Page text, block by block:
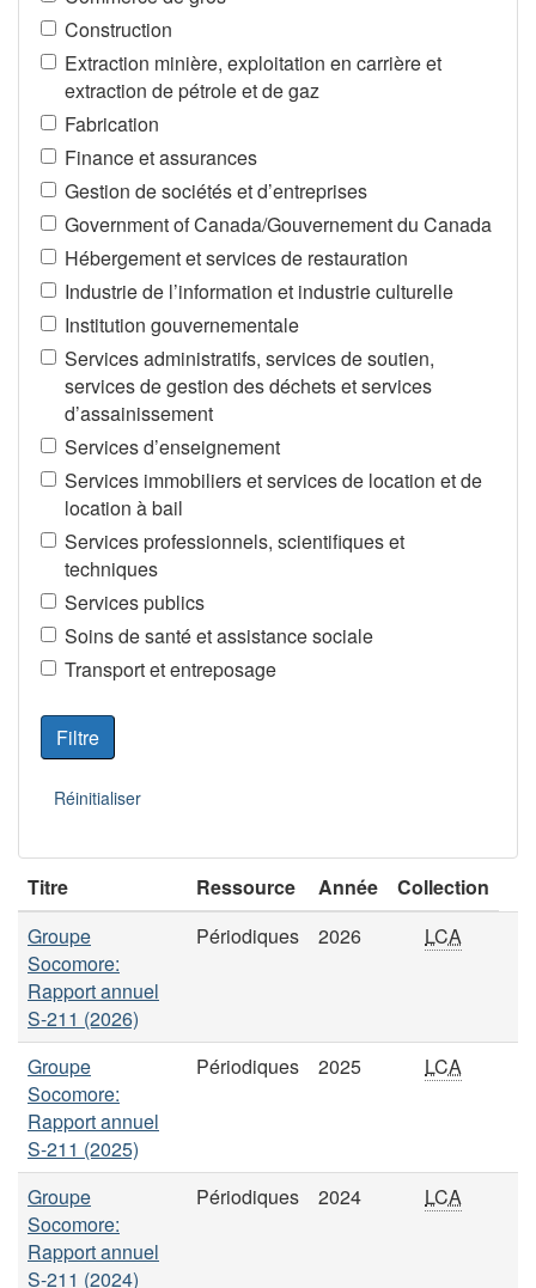
Construction
Extraction minière, exploitation en carrière et
extraction de pétrole et de gaz
Fabrication
Finance et assurances
Gestion de sociétés et d’entreprises
Government of Canada/Gouvernement du Canada
Hébergement et services de restauration
Industrie de l’information et industrie culturelle
Institution gouvernementale
Services administratifs, services de soutien,
services de gestion des déchets et services
d’assainissement
Services d’enseignement
Services immobiliers et services de location et de
location à bail
Services professionnels, scientifiques et
techniques
Services publics
Soins de santé et assistance sociale
Transport et entreposage
Titre Ressource Année
Collection
Groupe
Socomore:
Rapport annuel
S-211 (2026)
Périodiques 2026 LCA
Groupe
Socomore:
Rapport annuel
S-211 (2025)
Périodiques 2025 LCA
Groupe
Socomore:
Rapport annuel
S-211 (2024)
Périodiques 2024 LCA